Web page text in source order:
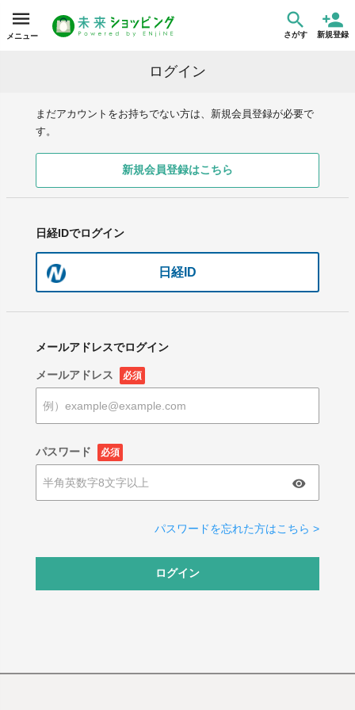
メニュー さがす 新規登録
ログイン
まだアカウントをお持ちでない方は、新規会員登録が必要で
す。
新規会員登録はこちら
日経IDでログイン
日経ID
メールアドレスでログイン
メールアドレス 必須
パスワード 必須
パスワードを忘れた方はこちら >
ログイン